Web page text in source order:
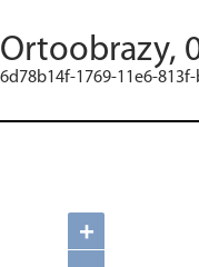
Ortoobrazy,
6d78b14f-1769-11e6-
+